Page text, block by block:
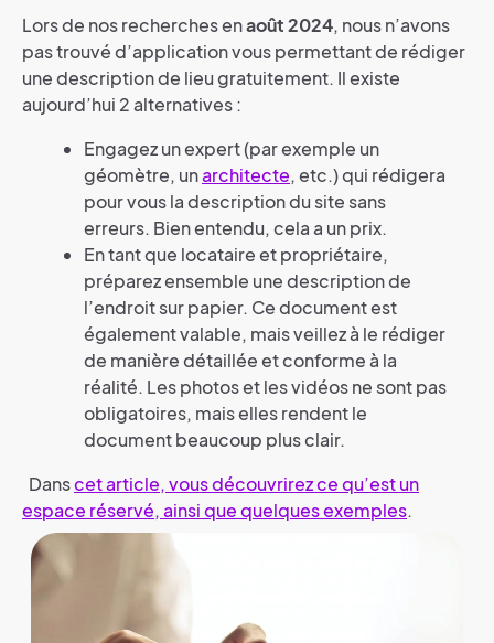
Lors de nos recherches enaoût 2024, nous n’avons
pas trouvé d’application vous permettant de rédiger
une description de lieu gratuitement. Il existe
aujourd’hui 2 alternatives :
Engagez un expert (par exemple un
géomètre, unarchitecte, etc.) qui rédigera
pour vous la description du site sans
erreurs. Bien entendu, cela a un prix.
En tant que locataire et propriétaire,
préparez ensemble une description de
l’endroit sur papier. Ce document est
également valable, mais veillez à le rédiger
de manière détaillée et conforme à la
réalité. Les photos et les vidéos ne sont pas
obligatoires, mais elles rendent le
document beaucoup plus clair.
Danscet article, vous découvrirez ce qu’est un
espace réservé, ainsi que quelques exemples.